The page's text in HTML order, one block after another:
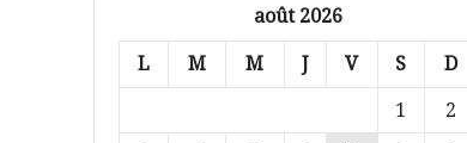
août 2026
L M M J V S D
1
2